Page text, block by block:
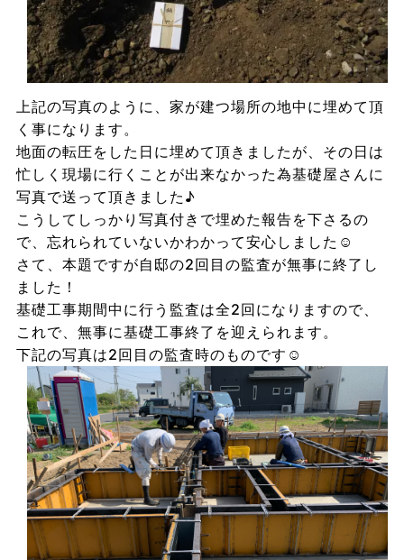
上記の写真のように、家が建つ場所の地中に埋めて頂
く事になります。
地面の転圧をした日に埋めて頂きましたが、その日は
忙しく現場に行くことが出来なかった為基礎屋さんに
写真で送って頂きました♪
こうしてしっかり写真付きで埋めた報告を下さるの
で、忘れられていないかわかって安心しました☺
さて、本題ですが自邸の2回目の監査が無事に終了し
ました！
基礎工事期間中に行う監査は全2回になりますので、
これで、無事に基礎工事終了を迎えられます。
下記の写真は2回目の監査時のものです☺